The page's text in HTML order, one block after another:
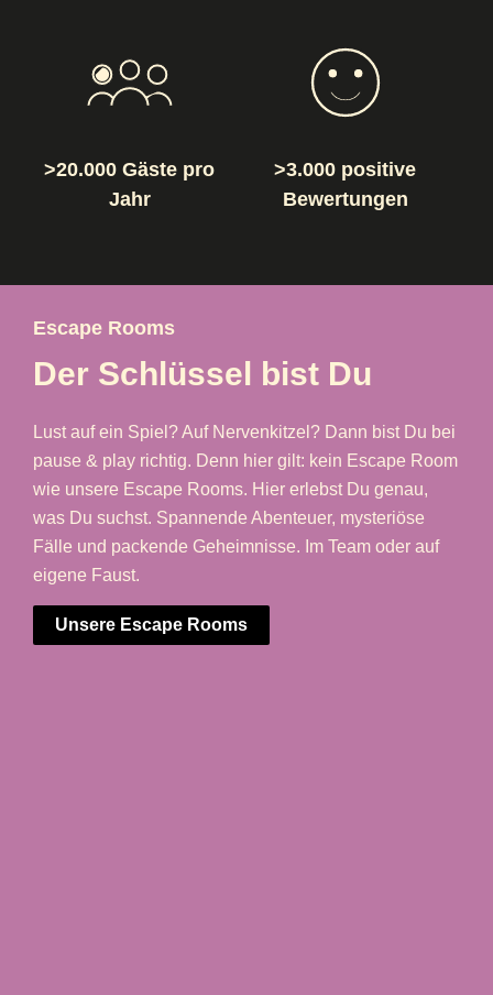
>20.000 Gäste pro
Jahr
>3.000 positive
Bewertungen
Escape Rooms
Der Schlüssel bist Du
Lust auf ein Spiel? Auf Nervenkitzel? Dann bist Du bei
pause & play richtig. Denn hier gilt: kein Escape Room
wie unsere Escape Rooms. Hier erlebst Du genau,
was Du suchst. Spannende Abenteuer, mysteriöse
Fälle und packende Geheimnisse. Im Team oder auf
eigene Faust.
Unsere Escape Rooms